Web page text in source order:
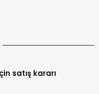
satış kararı